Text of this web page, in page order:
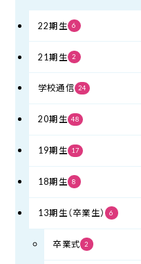
22期生 6
21期生 2
学校通信 24
20期生 48
19期生 17
18期生 8
13期生（卒業生） 6
卒業式 2